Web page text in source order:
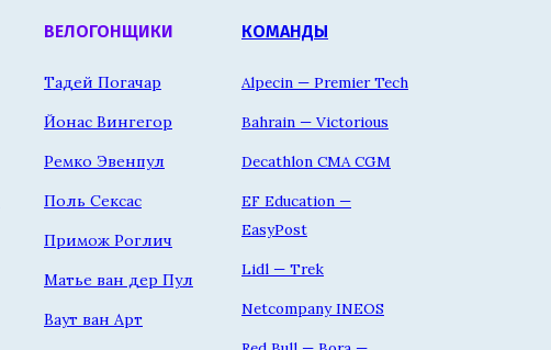
ВЕЛОГОНЩИКИ
Тадей Погачар
Йонас Вингегор
Ремко Эвенпул
Поль Сексас
Примож Роглич
Матье ван дер Пул
Ваут ван Арт
КОМАНДЫ
Alpecin — Premier Tech
Bahrain — Victorious
Decathlon CMA CGM
EF Education —
EasyPost
Lidl — Trek
Netcompany INEOS